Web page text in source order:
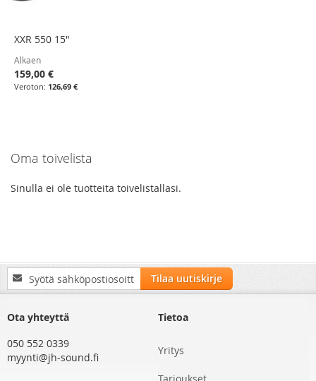
XXR 550 15"
Alkaen
159,00 €
126,69 €
Oma toivelista
Sinulla ei ole tuotteita toivelistallasi.
Tilaa
uutiskirjeemme:
Tilaa uutiskirje
Ota yhteyttä
050 552 0339
myynti@jh-sound.fi
Tietoa
Yritys